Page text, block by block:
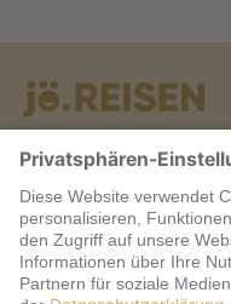
Warum jö?
Service